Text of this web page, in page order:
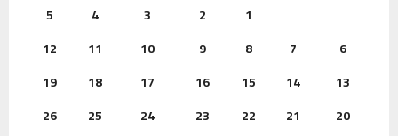
1
2
3
4
5
6
7
8
9
10
11
12
13
14
15
16
17
18
19
20
21
22
23
24
25
26